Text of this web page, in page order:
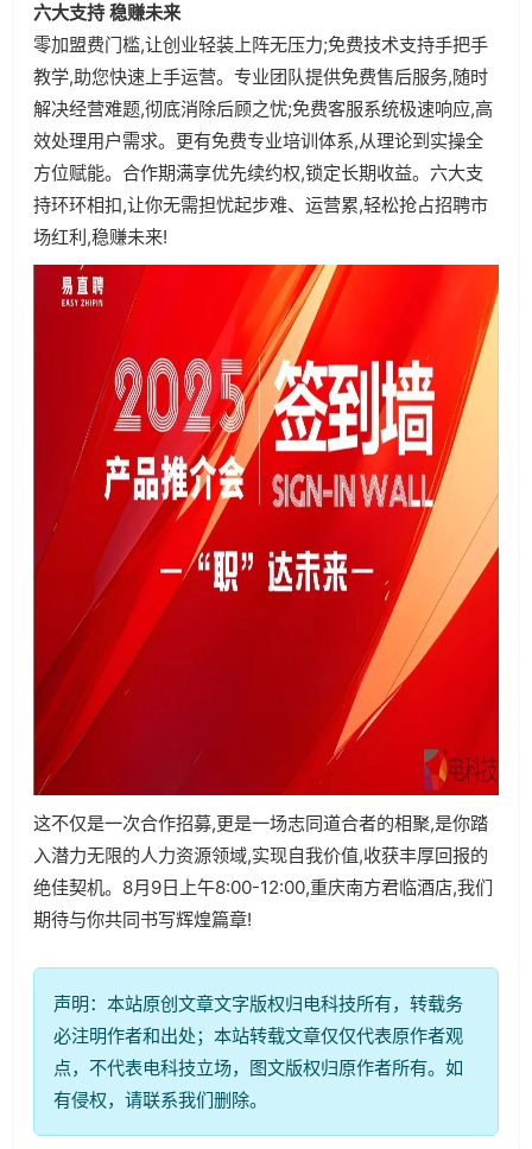
六大支持 稳赚未来
零加盟费门槛,让创业轻装上阵无压力;免费技术支持手把手
教学,助您快速上手运营。专业团队提供免费售后服务,随时
解决经营难题,彻底消除后顾之忧;免费客服系统极速响应,高
效处理用户需求。更有免费专业培训体系,从理论到实操全
方位赋能。合作期满享优先续约权,锁定长期收益。六大支
持环环相扣,让你无需担忧起步难、运营累,轻松抢占招聘市
场红利,稳赚未来!
这不仅是一次合作招募,更是一场志同道合者的相聚,是你踏
入潜力无限的人力资源领域,实现自我价值,收获丰厚回报的
绝佳契机。 8月9日上午8:00-12:00,重庆南方君临酒店,我们
期待与你共同书写辉煌篇章!
声明：本站原创文章文字版权归电科技所有，转载务
必注明作者和出处；本站转载文章仅仅代表原作者观
点，不代表电科技立场，图文版权归原作者所有。如
有侵权，请联系我们删除。